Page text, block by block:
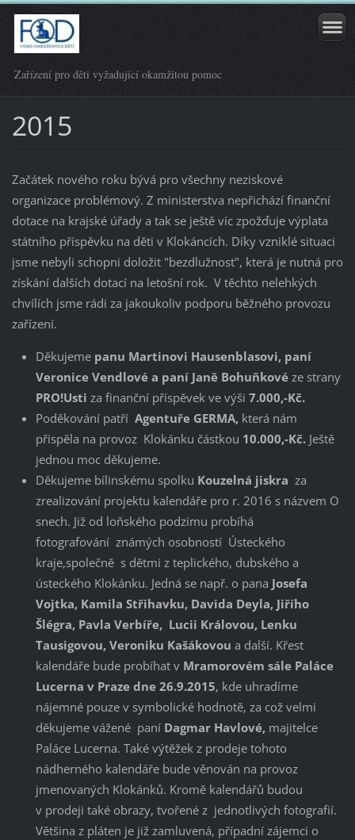
Zařízení pro děti vyžadující okamžitou pomoc
2015
Začátek nového roku bývá pro všechny neziskové
organizace problémový. Z ministerstva nepřichází finanční
dotace na krajské úřady a tak se ještě víc zpožďuje výplata
státního příspěvku na děti v Klokáncích. Díky vzniklé situaci
jsme nebyli schopni doložit "bezdlužnost", která je nutná pro
získání dalších dotací na letošní rok. V těchto nelehkých
chvílích jsme rádi za jakoukoliv podporu běžného provozu
zařízení.
Děkujeme panu Martinovi Hausenblasovi, paní
Veronice Vendlové a paní Janě Bohuňkové ze strany
PRO!Usti za finanční příspěvek ve výši 7.000,-Kč.
Poděkování patří Agentuře GERMA, která nám
přispěla na provoz Klokánku částkou 10.000,-Kč.Ještě
jednou moc děkujeme.
Děkujeme bílinskému spolku Kouzelná jiskra za
zrealizování projektu kalendáře pro r. 2016 s názvem O
snech. Již od loňského podzimu probíhá
fotografování známých osobností Ústeckého
kraje,společně s dětmi z teplického, dubského a
ústeckého Klokánku. Jedná se např. o pana Josefa
Vojtka, Kamila Střihavku, Davida Deyla, Jiřího
Šlégra, Pavla Verbíře, Lucii Královou, Lenku
Tausigovou, Veroniku Kašákovou a další. Křest
kalendáře bude probíhat v Mramorovém sále Paláce
Lucerna v Praze dne 26.9.2015, kde uhradíme
nájemné pouze v symbolické hodnotě, za což velmi
děkujeme vážené paníDagmar Havlové, majitelce
Paláce Lucerna. Také výtěžek z prodeje tohoto
nádherného kalendáře bude věnován na provoz
jmenovaných Klokánků. Kromě kalendářů budou
v prodeji také obrazy, tvořené z jednotlivých fotografií.
Většina z pláten je již zamluvená, případní zájemci o